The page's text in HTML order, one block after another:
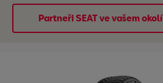
Partneři SEAT ve vašem okolí